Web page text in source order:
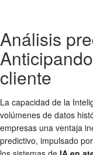
Análisis
cliente
La capacidad de la
volúmenes de datos
empresas una ventaja
predictivo, impulsado